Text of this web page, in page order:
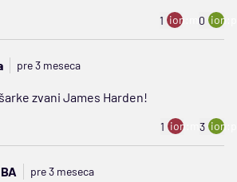
1 ion:minus
0
pre 3 meseca
zvani James Harden!
1 ion:minus
3
pre 3 meseca